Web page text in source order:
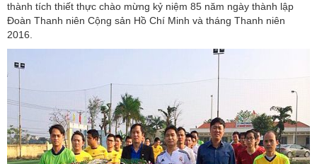
thành tích thiết thực chào mừng kỷ niệm 85 năm ngày thành lập
Đoàn Thanh niên Cộng sản Hồ Chí Minh và tháng Thanh niên
2016.